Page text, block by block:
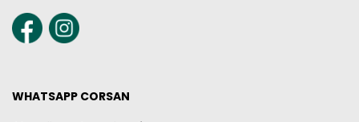
WHATSAPP CORSAN